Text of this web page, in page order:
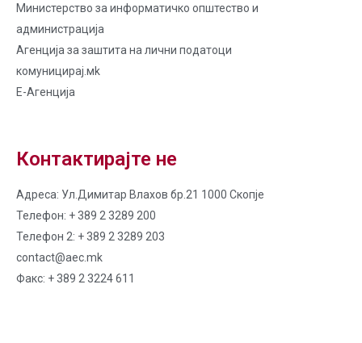
Министерство за информатичко општество и
администрација
Агенција за заштита на лични податоци
комуницирај.мk
Е-Агенција
Контактирајте не
Адреса: Ул.Димитар Влахов бр.21 1000 Скопје
Телефон: + 389 2 3289 200
Телефон 2: + 389 2 3289 203
contact@aec.mk
Факс: + 389 2 3224 611